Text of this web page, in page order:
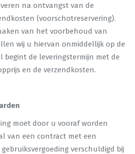
na ontvangst van de
(voorschotreservering).
van het voorbehoud van
wij u hiervan onmiddellijk op de
begint de leveringstermijn met de
en de verzendkosten.
moet door u vooraf worden
van een contract met een
verschuldigd bij